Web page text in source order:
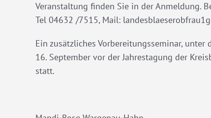
Veranstaltung finden Sie in der Anmeldung.
Tel 04632 /7515, Mail:
Ein zusätzliches Vorbereitungsseminar,
16. September vor der Jahrestagung der
statt.